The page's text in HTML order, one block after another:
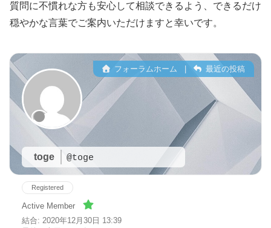
質問に不慣れな方も安心して相談できるよう、できるだけ
穏やかな言葉でご案内いただけますと幸いです。
toge @toge
フォーラムホーム | 最近の投稿
Registered
Active Member
結合: 2020年12月30日 13:39